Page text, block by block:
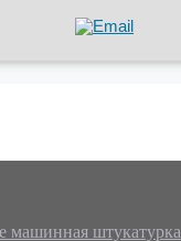
машинная штукатурка